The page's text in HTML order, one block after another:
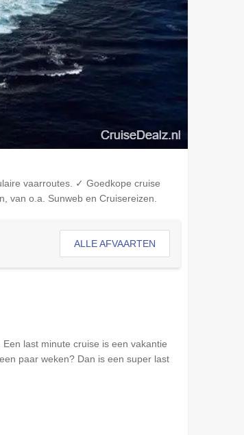
vaarroutes. ✓ Goedkope cruise
van o.a. Sunweb en Cruisereizen.
ALLE AFVAARTEN
. Een last minute cruise is een vakantie
paar weken? Dan is een super last